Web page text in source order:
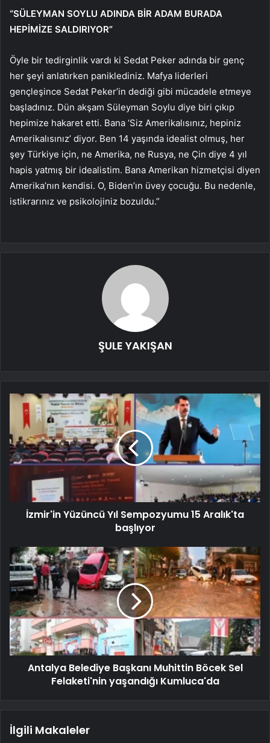
“SÜLEYMAN SOYLU ADINDA BİR ADAM BURADA
HEPİMİZE SALDIRIYOR”
Öyle bir tedirginlik vardı ki Sedat Peker adında bir genç
her şeyi anlatırken paniklediniz. Mafya liderleri
gençleşince Sedat Peker’in dediği gibi mücadele etmeye
başladınız. Dün akşam Süleyman Soylu diye biri çıkıp
hepimize hakaret etti. Bana ‘Siz Amerikalısınız, hepiniz
Amerikalısınız’ diyor. Ben 14 yaşında idealist olmuş, her
şey Türkiye için, ne Amerika, ne Rusya, ne Çin diye 4 yıl
hapis yatmış bir idealistim. Bana Amerikan hizmetçisi diyen
Amerika’nın kendisi. O, Biden’ın üvey çocuğu. Bu nedenle,
istikrarınız ve psikolojiniz bozuldu.”
ŞULE YAKIŞAN
İzmir'in Yüzüncü Yıl Sempozyumu 15 Aralık'ta
başlıyor
Antalya Belediye Başkanı Muhittin Böcek Sel
Felaketi'nin yaşandığı Kumluca'da
İlgili Makaleler